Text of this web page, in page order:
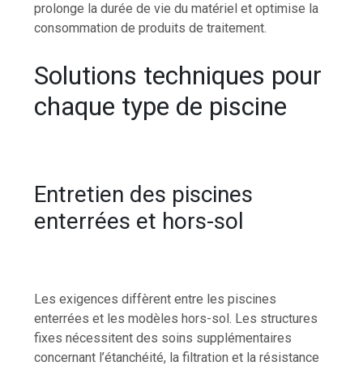
prolonge la durée de vie du matériel et optimise la
consommation de produits de traitement.
Solutions techniques pour
chaque type de piscine
Entretien des piscines
enterrées et hors-sol
Les exigences diffèrent entre les piscines
enterrées et les modèles hors-sol. Les structures
fixes nécessitent des soins supplémentaires
concernant l’étanchéité, la filtration et la résistance